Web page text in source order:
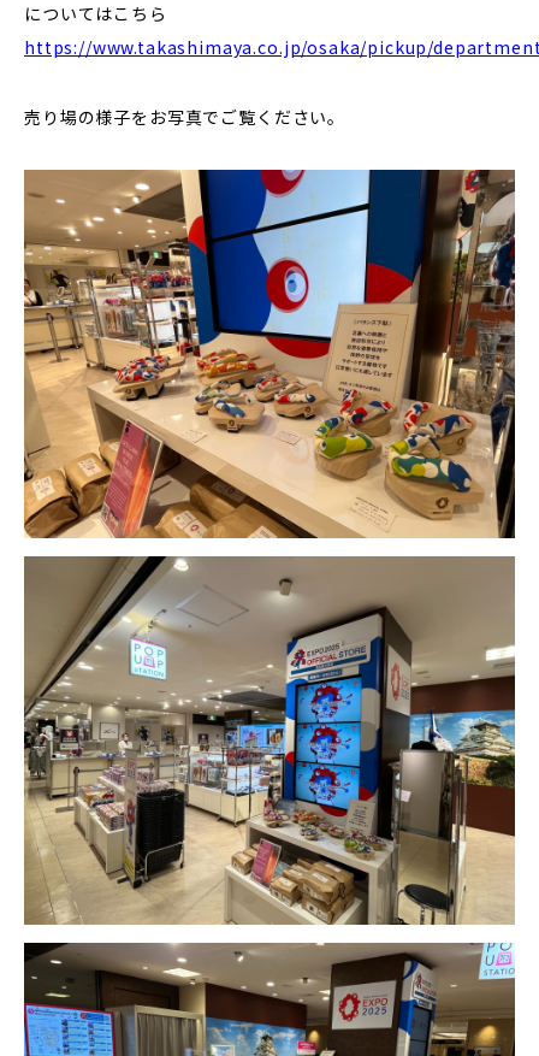
についてはこちら
https://www.takashimaya.co.jp/osaka/pickup/
売り場の様子をお写真でご覧ください。